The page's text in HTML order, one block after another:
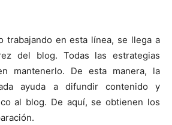
trabajando en esta línea, se llega a
del blog. Todas las estrategias
mantenerlo. De esta manera, la
ayuda a difundir contenido y
al blog. De aquí, se obtienen los